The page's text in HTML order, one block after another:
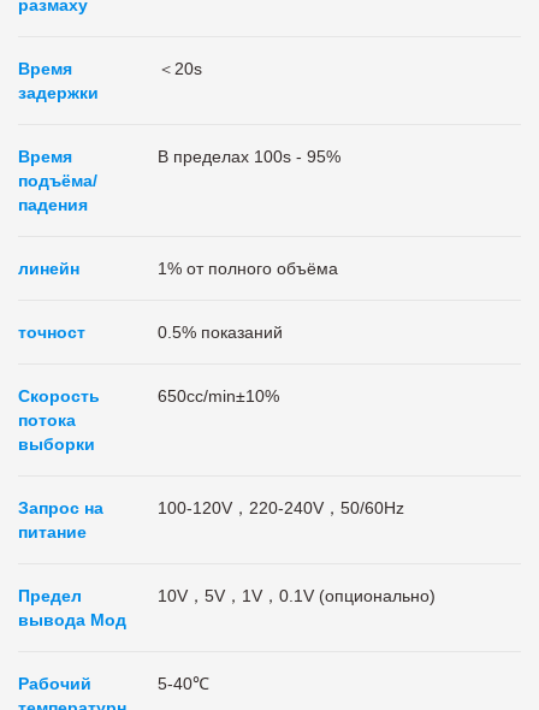
размаху
Время
задержки
＜20s
Время
подъёма/
падения
В пределах 100s - 95%
линейн 1% от полного объёма
точност 0.5% показаний
Скорость
потока
выборки
650cc/min±10%
Запрос на
питание
100-120V，220-240V，50/60Hz
Предел
вывода Мод
10V，5V，1V，0.1V (опционально)
Рабочий
5-40℃